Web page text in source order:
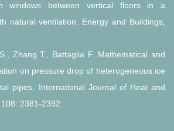
windows between vertical floors in a
natural ventilation. Energy and Buildings,
Zhang T., Battaglia F. Mathematical and
on pressure drop of heterogeneous ice
pipes. International Journal of Heat and
2381-2392.